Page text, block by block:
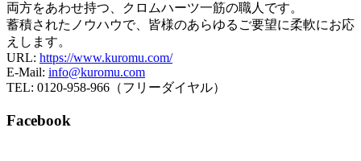
両方をあわせ持つ、クロムハーツ一筋の職人です。
蓄積されたノウハウで、皆様のあらゆるご要望に柔軟にお応
えします。
URL: https://www.kuromu.com/
E-Mail: info@kuromu.com
TEL: 0120-958-966（フリーダイヤル）
Facebook